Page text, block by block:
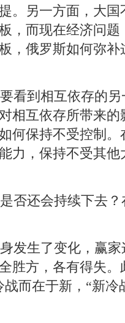
。另一方面，大
，而现在经济问
，俄罗斯如何弥补
看到相互依存的另
相互依存所带来
何保持不受控制
力，保持不受其
否还会持续下去
发生了变化，赢家
胜方，各有得失。
而在于新，“新冷